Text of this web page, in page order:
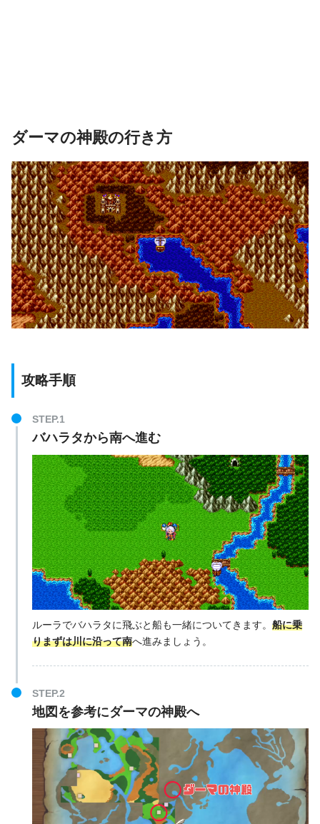
ダーマの神殿の行き方
攻略手順
STEP.1
バハラタから南へ進む
ルーラでバハラタに飛ぶと船も一緒についてきます。 船に乗
りまずは川に沿って南へ進みましょう。
STEP.2
地図を参考にダーマの神殿へ